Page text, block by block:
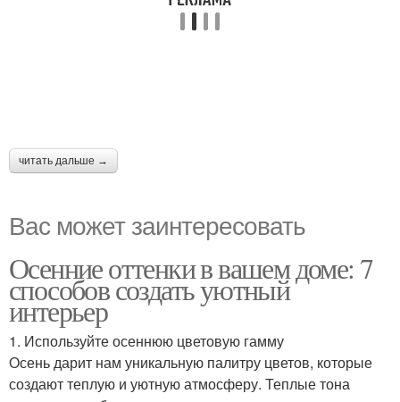
читать дальше →
Вас может заинтересовать
Осенние оттенки в вашем доме: 7
способов создать уютный
интерьер
1. Используйте осеннюю цветовую гамму
Осень дарит нам уникальную палитру цветов, которые
создают теплую и уютную атмосферу. Теплые тона